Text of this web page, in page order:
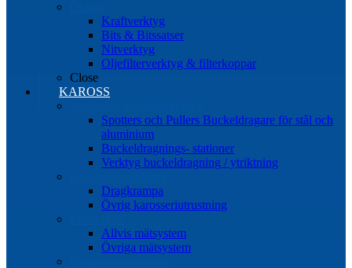
Kraftverktyg
Bits & Bitssatser
Nitverktyg
Oljefilterverktyg & filterkoppar
Close
KAROSS
Spotters och Pullers Buckeldragare för stål och
aluminium
Buckeldragnings- stationer
Verktyg buckeldragning / ytriktning
Dragkrampa
Övrig karosseriutrustning
Allvis mätsystem
Övriga mätsystem